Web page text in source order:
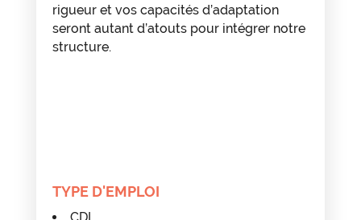
rigueur et vos capacités d’adaptation
seront autant d’atouts pour intégrer notre
structure.
TYPE D'EMPLOI